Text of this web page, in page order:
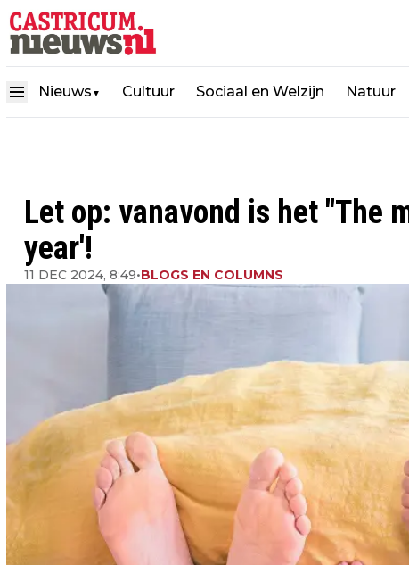
Nieuws ▼ Cultuur Sociaal en Welzijn Natuur
Let op: vanavond is het "The
year'!
11 DEC 2024, 8:49•BLOGS EN COLUMNS